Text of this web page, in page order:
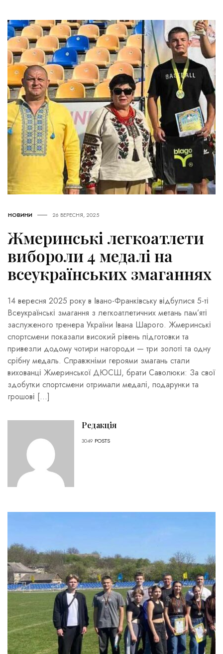
НОВИНИ 26 ВЕРЕСНЯ, 2025
Жмеринські легкоатлети
вибороли 4 медалі на
всеукраїнських змаганнях
14 вересня 2025 року в Івано-Франківську відбулися 5-ті
Всеукраїнські змагання з легкоатлетичних метань пам’яті
заслуженого тренера України Івана Шарого. Жмеринські
спортсмени показали високий рівень підготовки та
привезли додому чотири нагороди — три золоті та одну
срібну медаль. Справжніми героями змагань стали
вихованці Жмеринської ДЮСШ, брати Саволюки: За свої
здобутки спортсмени отримали медалі, подарунки та
грошові […]
Редакція
3049 POSTS